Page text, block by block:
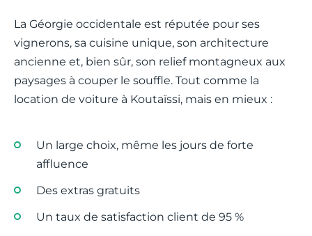
La Géorgie occidentale est réputée pour ses
vignerons, sa cuisine unique, son architecture
ancienne et, bien sûr, son relief montagneux aux
paysages à couper le souffle. Tout comme la
location de voiture à Koutaïssi, mais en mieux :
Un large choix, même les jours de forte
affluence
Des extras gratuits
Un taux de satisfaction client de 95 %